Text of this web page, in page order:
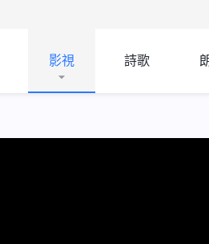
影視 詩歌